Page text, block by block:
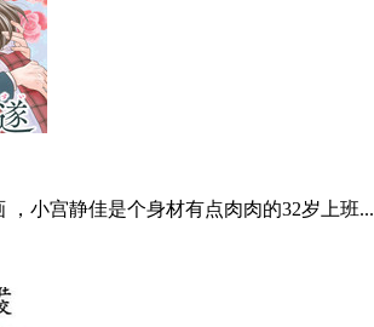
，小宫静佳是个身材有点肉肉的32岁上班...